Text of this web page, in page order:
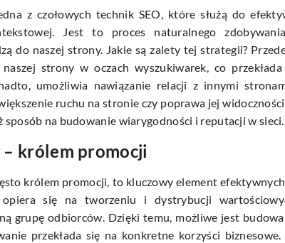
z czołowych technik SEO, które służą do
Jest to proces naturalnego
do naszej strony. Jakie są zalety tej strategii?
strony w oczach wyszukiwarek, co
umożliwia nawiązanie relacji z innymi
ruchu na stronie czy poprawa jej
sposób na budowanie wiarygodności i reputacji w sieci.
królem promocji
królem promocji, to kluczowy element
się na tworzeniu i dystrybucji
grupę odbiorców. Dzięki temu, możliwe jest
przekłada się na konkretne korzyści